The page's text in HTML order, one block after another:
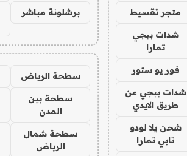
متجر تقسيط
شدات ببجي
تمارا
فور يو ستور
شدات ببجي عن
طريق الايدي
شحن يلا لودو
تابي تمارا
برشلونة مباشر
سطحة الرياض
سطحة بين
المدن
سطحة شمال
الرياض